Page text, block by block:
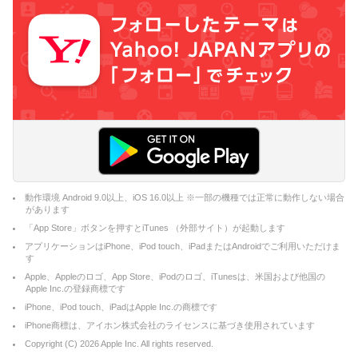
動作環境 Android 9.0以上、iOS 16.0以上 ※一部の機種では正常に動作しない場合
があります
「App Store」ボタンを押すとiTunes （外部サイト）が起動します
アプリケーションはiPhone、iPod touch、iPadまたはAndroidでご利用いただけま
す
Apple、Appleのロゴ、App Store、iPodのロゴ、iTunesは、米国および他国の
Apple Inc.の登録商標です
iPhone、iPod touch、iPadはApple Inc.の商標です
iPhone商標は、アイホン株式会社のライセンスに基づき使用されています
Copyright (C) 2026Apple Inc. All rights reserved.